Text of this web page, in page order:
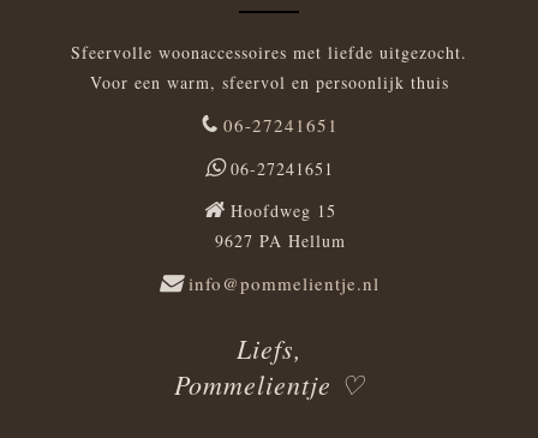
Sfeervolle woonaccessoires met liefde uitgezocht.
Voor een warm, sfeervol en persoonlijk thuis
06-27241651
06-27241651
Hoofdweg 15
9627 PA Hellum
info@pommelientje.nl
Liefs,
Pommelientje ♡